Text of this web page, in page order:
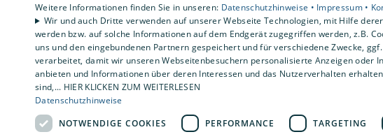
Datenschutz
Impressum
Barrierefreiheitserklärung
Weitere Informationen finden Sie in unseren: Datenschutzhinweise • Impressum •
Wir und auch Dritte verwenden auf unserer Webseite Technologien, mit Hilfe
werden bzw. auf solche Informationen auf dem Endgerät zugegriffen werden, z.B.
uns und den eingebundenen Partnern gespeichert und für verschiedene Zwecke,
verarbeitet, damit wir unseren Webseitenbesuchern personalisierte Anzeigen oder
anbieten und Informationen über deren Interessen und das Nutzerverhalten
sind,... HIER KLICKEN ZUM WEITERLESEN
Datenschutzhinweise
NOTWENDIGE COOKIES
PERFORMANCE TARGETING